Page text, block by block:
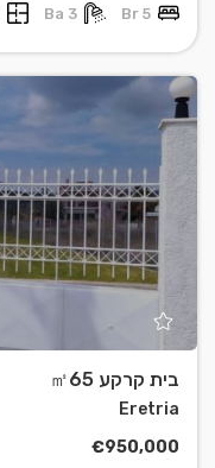
5 Br
3 Ba
בית קרקע ㎡65
Eretria
€950,000